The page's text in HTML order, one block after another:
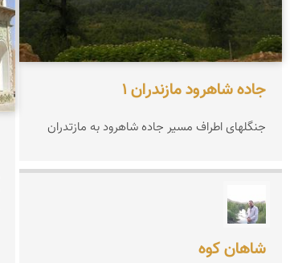
جاده شاهرود مازندران 1
جنگلهای اطراف مسیر جاده شاهرود به مازتدران
شاهان کوه